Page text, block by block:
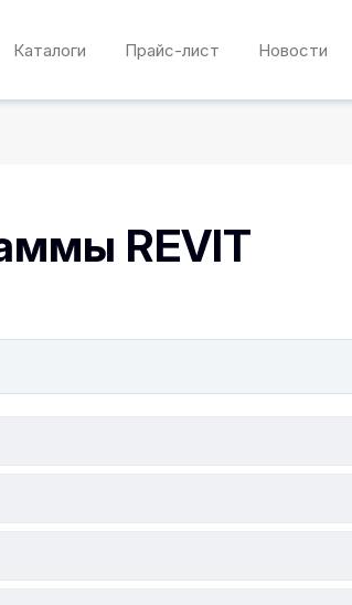
Каталоги Прайс-лист Новости
REVIT